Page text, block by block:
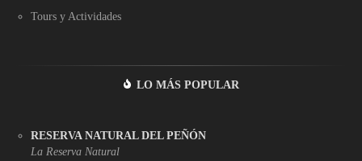
Tours y Actividades
LO MÁS POPULAR
RESERVA NATURAL DEL PEÑÓN
La Reserva Natural